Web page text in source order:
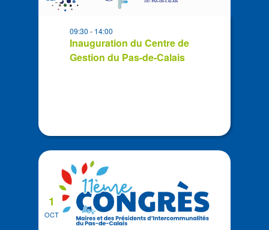
events
Photo
ViewInauguration du Centre de
Gestion du Pas-de-Calais
09:30- 14:00
OCT
1